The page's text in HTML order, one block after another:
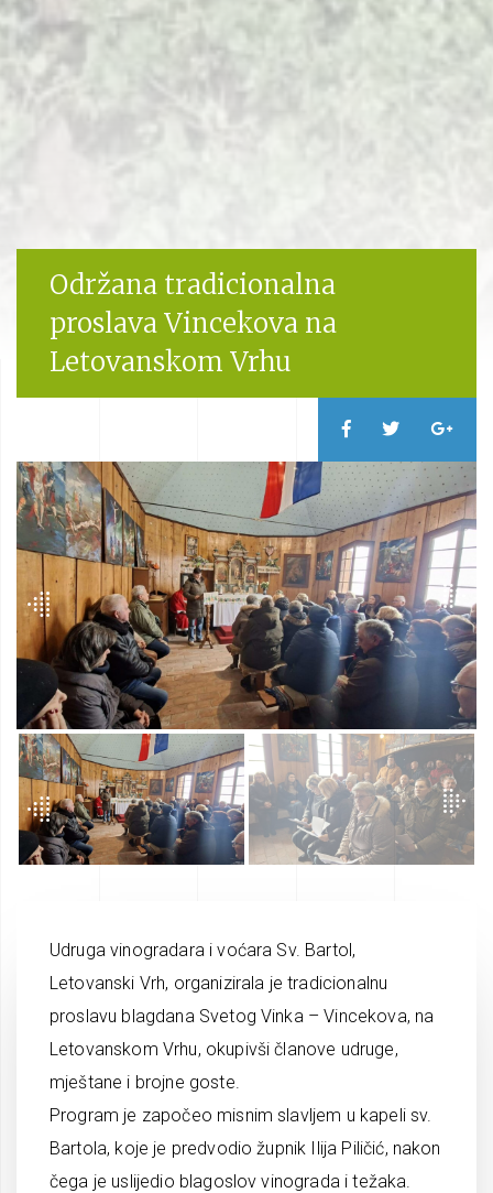
Održana tradicionalna
proslava Vincekova na
Letovanskom Vrhu
Udruga vinogradara i voćara Sv. Bartol,
Letovanski Vrh, organizirala je tradicionalnu
proslavu blagdana Svetog Vinka – Vincekova, na
Letovanskom Vrhu, okupivši članove udruge,
mještane i brojne goste.
Program je započeo misnim slavljem u kapeli sv.
Bartola, koje je predvodio župnik Ilija Piličić, nakon
čega je uslijedio blagoslov vinograda i težaka.